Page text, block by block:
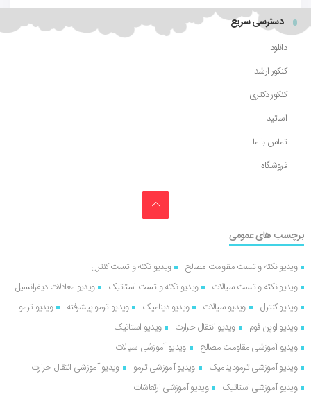
دسترسی سریع
دانلود
کنکور ارشد
کنکور دکتری
اساتید
تماس با ما
فروشگاه
برچسب های عمومی
ویدیو نکته و تست مقاومت مصالح
ویدیو نکته و تست کنترل
ویدیو نکته و تست سیالات
ویدیو نکته و تست استاتیک
ویدیو معادلات دیفرانسیل
ویدیو کنترل
ویدیو سیالات ویدیو دینامیک ویدیو ترمو پیشرفته
ویدیو ترمو
ویدیو اوپن فوم
ویدیو انتقال حرارت
ویدیو استاتیک
ویدیو آموزشی مقاومت مصالح
ویدیو آموزشی سیالات
ویدیو آموزشی ترمودینامیک
ویدیو آموزشی ترمو
ویدیو آموزشی انتقال حرارت
ویدیو آموزشی استاتیک
ویدیو آموزشی ارتعاشات